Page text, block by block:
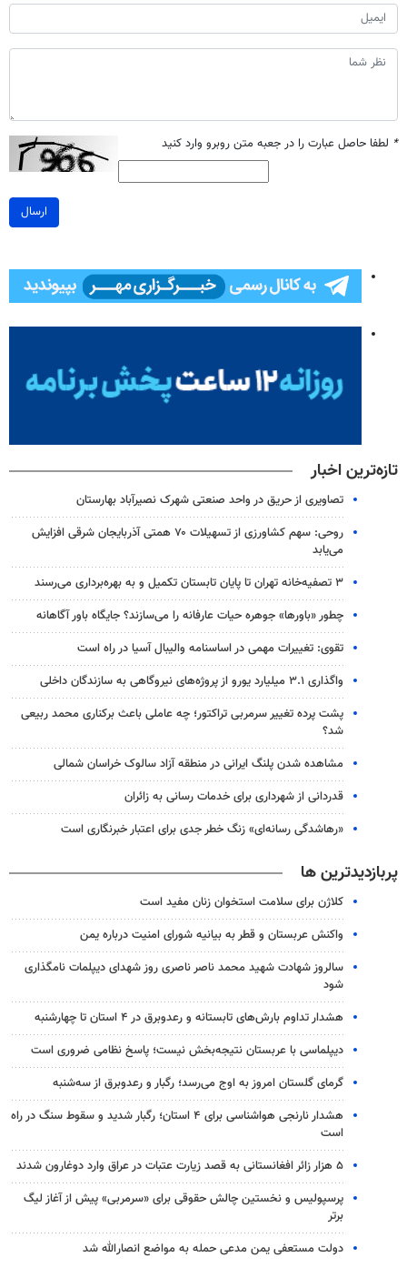
* لطفا حاصل عبارت را در جعبه متن روبرو وارد کنید
ارسال
تازه‌ترین اخبار
تصاویری از حریق در واحد صنعتی شهرک نصیرآباد بهارستان
روحی: سهم کشاورزی از تسهیلات ۷۰ همتی آذربایجان شرقی افزایش
می‌یابد
۳ ﺗﺼﻔﻴﻪ‌ﺧﺎﻧﻪ‌ تهران تا پایان تابستان تکمیل و به بهره‌برداری می‌رسند
چطور «باورها» جوهره حیات عارفانه را می‌سازند؟ جایگاه باور آگاهانه
تقوی: تغییرات مهمی در اساسنامه والیبال آسیا در راه است
واگذاری ۳.۱ میلیارد یورو از پروژه‌های نیروگاهی به سازندگان داخلی
پشت پرده تغییر سرمربی تراکتور؛ چه عاملی باعث برکناری محمد ربیعی
شد؟
مشاهده شدن پلنگ ایرانی در منطقه آزاد سالوک خراسان شمالی
قدردانی از شهرداری برای خدمات رسانی به زائران
«رهاشدگی رسانه‌ای» زنگ خطر جدی برای اعتبار خبرنگاری است
پربازدیدترین ها
کلاژن برای سلامت استخوان زنان مفید است
واکنش عربستان و قطر به بیانیه شورای امنیت درباره یمن
سالروز شهادت شهید محمد ناصر ناصری روز شهدای دیپلمات نامگذاری
شود
هشدار تداوم بارش‌های تابستانه و رعدوبرق در ۴ استان تا چهارشنبه
دیپلماسی با عربستان نتیجه‌بخش نیست؛ پاسخ نظامی ضروری است
گرمای گلستان امروز به اوج می‌رسد؛ رگبار و رعدوبرق از سه‌شنبه
هشدار نارنجی هواشناسی برای ۴ استان؛ رگبار شدید و سقوط سنگ در راه
است
۵ هزار زائر افغانستانی به قصد زیارت عتبات در عراق وارد دوغارون شدند
پرسپولیس و نخستین چالش حقوقی برای «سرمربی» پیش از آغاز لیگ
برتر
دولت مستعفی یمن مدعی حمله به مواضع انصارالله شد